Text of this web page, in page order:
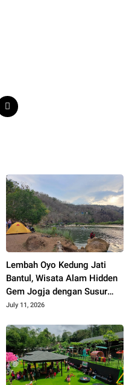
Lembah Oyo Kedung Jati
Bantul, Wisata Alam Hidden
Gem Jogja dengan Susur
Sungai dan Camping
July 11, 2026